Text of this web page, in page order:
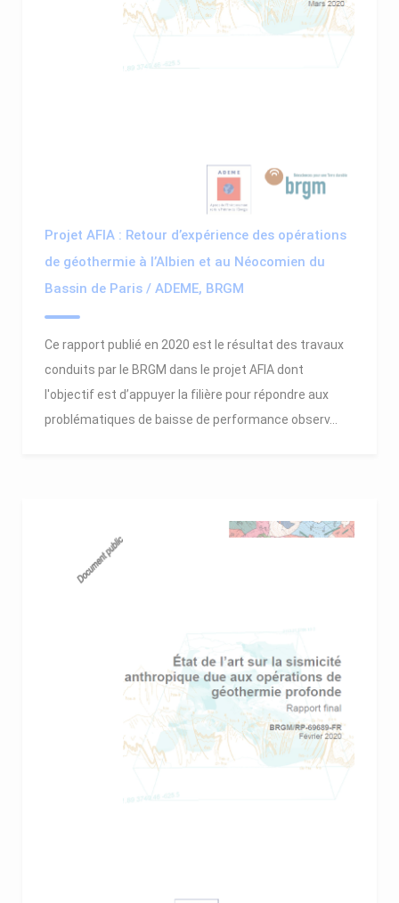
Projet AFIA : Retour d’expérience des opérations
de géothermie à l’Albien et au Néocomien du
Bassin de Paris / ADEME, BRGM
Ce rapport publié en 2020 est le résultat des travaux
conduits par le BRGM dans le projet AFIA dont
l'objectif est d’appuyer la filière pour répondre aux
problématiques de baisse de performance observ...